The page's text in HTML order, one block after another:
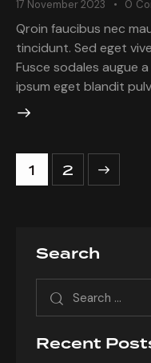
17 November 2023 0
Qroin faucibus nec
tincidunt. Sed eget
Fusce sodales augue
ipsum eget blandit
1 2
>
Search
Recent